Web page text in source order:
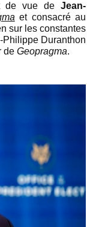
de vue de Jean-
et consacré au
sur les constantes
Duranthon
de Geopragma.